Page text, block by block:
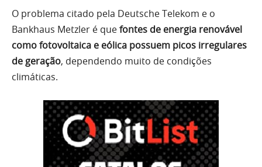
O problema citado pela Deutsche Telekom e o
Bankhaus Metzler é quefontes de energia renovável
como fotovoltaica e eólica possuem picos irregulares
de geração, dependendo muito de condições
climáticas.